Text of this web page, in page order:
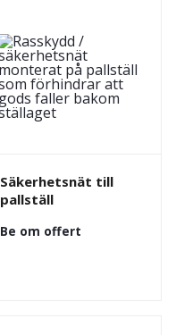
Säkerhetsnät till
pallställ
Be om offert